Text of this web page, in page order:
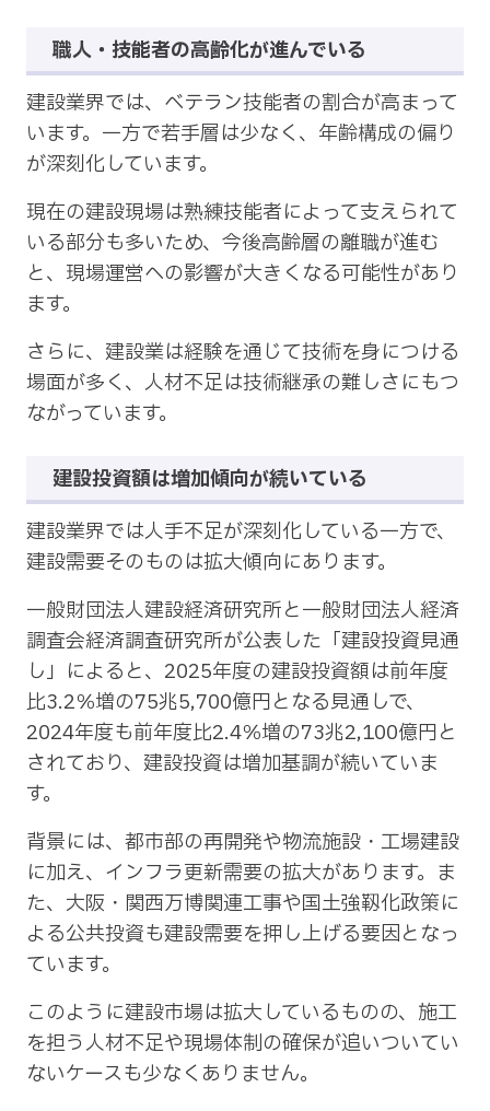
職人・技能者の高齢化が進んでいる
建設業界では、ベテラン技能者の割合が高まって
います。一方で若手層は少なく、年齢構成の偏り
が深刻化しています。
現在の建設現場は熟練技能者によって支えられて
いる部分も多いため、今後高齢層の離職が進む
と、現場運営への影響が大きくなる可能性があり
ます。
さらに、建設業は経験を通じて技術を身につける
場面が多く、人材不足は技術継承の難しさにもつ
ながっています。
建設投資額は増加傾向が続いている
建設業界では人手不足が深刻化している一方で、
建設需要そのものは拡大傾向にあります。
一般財団法人建設経済研究所と一般財団法人経済
調査会経済調査研究所が公表した「建設投資見通
し」によると、2025年度の建設投資額は前年度
比3.2％増の75兆5,700億円となる見通しで、
2024年度も前年度比2.4％増の73兆2,100億円と
されており、建設投資は増加基調が続いていま
す。
背景には、都市部の再開発や物流施設・工場建設
に加え、インフラ更新需要の拡大があります。ま
た、大阪・関西万博関連工事や国土強靱化政策に
よる公共投資も建設需要を押し上げる要因となっ
ています。
このように建設市場は拡大しているものの、施工
を担う人材不足や現場体制の確保が追いついてい
ないケースも少なくありません。